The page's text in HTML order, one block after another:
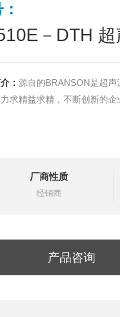
－DTH
： 源自的BRANSON是超
求精益求精，不断创新的
厂商性质
经销商
产品咨询